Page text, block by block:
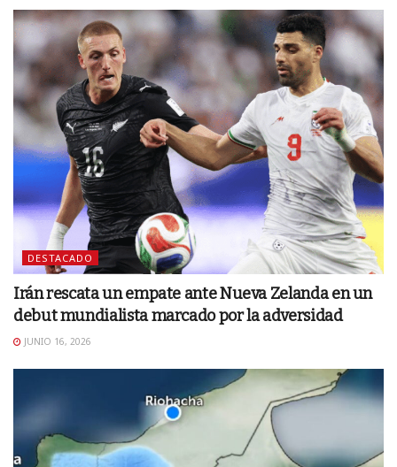
DESTACADO
Irán rescata un empate ante Nueva Zelanda en un
debut mundialista marcado por la adversidad
JUNIO 16, 2026